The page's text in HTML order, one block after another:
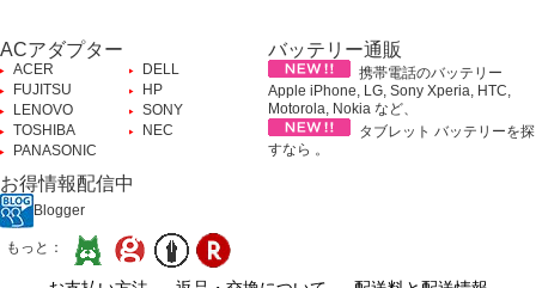
ACアダプター
ACER
DELL
FUJITSU
HP
LENOVO
SONY
TOSHIBA
NEC
PANASONIC
バッテリー通販
携帯電話のバッテリー
Apple iPhone, LG, Sony Xperia, HTC,
Motorola, Nokia など、
タブレット バッテリーを探
すなら 。
お得情報配信中
Blogger
もっと：